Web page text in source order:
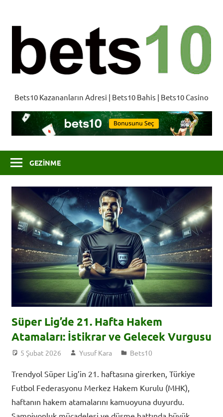
Bets10 Kazananların Adresi | Bets10 Bahis | Bets10 Casino
GEZINME
Süper Lig’de 21. Hafta Hakem
Atamaları: İstikrar ve Gelecek Vurgusu
5 Şubat 2026 Yusuf Kara Bets10
Trendyol Süper Lig’in 21. haftasına girerken, Türkiye
Futbol Federasyonu Merkez Hakem Kurulu (MHK),
haftanın hakem atamalarını kamuoyuna duyurdu.